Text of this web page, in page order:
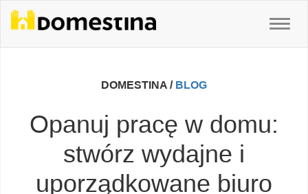
DOMESTINA / BLOG
Opanuj pracę w domu:
stwórz wydajne i
uporządkowane biuro